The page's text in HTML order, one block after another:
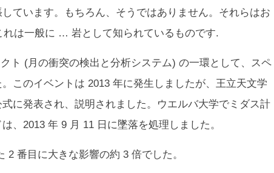
ています。もちろん、そうではありません。それらはお
は一般に … 岩として知られているものです.
ト (月の衝突の検出と分析システム) の一環として、スペ
このイベントは 2013 年に発生しましたが、王立天文学
に発表され、説明されました。ウエルバ大学でミダス計
、2013 年 9 月 11 日に墜落を処理しました。
2 番目に大きな影響の約 3 倍でした。